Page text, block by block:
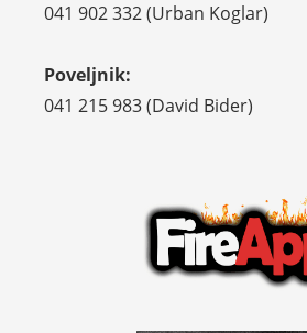
041 902 332 (Urban Koglar)
Poveljnik:
041 215 983 (David Bider)